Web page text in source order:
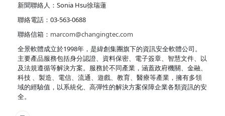
新聞聯絡人：Sonia Hsu徐瑞蓮
聯絡電話：03-563-0688
聯絡信箱： marcom@changingtec.com
全景軟體成立於1998年，是緯創集團旗下的資訊安全軟體公司。
主要產品服務包括身分認證、資料保密、電子簽章、智慧文件、以
及法規遵循等解決方案。服務於不同產業，涵蓋政府機關、金融、
科技 、製造、電信、流通、遊戲、教育、醫療等產業，擁有多領
域的經驗值，以系統化、高彈性的解決方案保障企業各類資訊的安
全。